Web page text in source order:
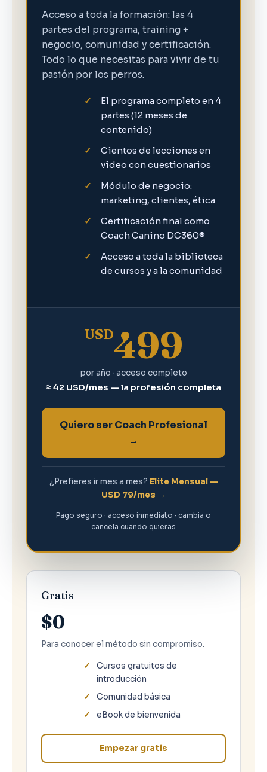
Acceso a toda la formación: las 4
partes del programa, training +
negocio, comunidad y certificación.
Todo lo que necesitas para vivir de tu
pasión por los perros.
El programa completo en 4
partes (12 meses de
contenido)
Cientos de lecciones en
video con cuestionarios
Módulo de negocio:
marketing, clientes, ética
Certificación final como
Coach Canino DC360®
Acceso a toda la biblioteca
de cursos y a la comunidad
USD499
por año · acceso completo
≈ 42 USD/mes — la profesión completa
Quiero ser Coach Profesional
→
¿Prefieres ir mes a mes? Elite Mensual —
USD 79/mes →
Pago seguro · acceso inmediato · cambia o
cancela cuando quieras
Gratis
$0
Para conocer el método sin compromiso.
Cursos gratuitos de
introducción
Comunidad básica
eBook de bienvenida
Empezar gratis